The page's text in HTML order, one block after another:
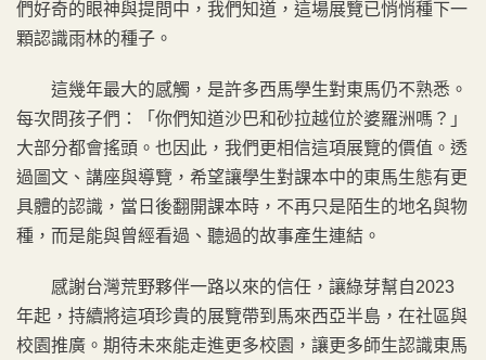
們好奇的眼神與提問中，我們知道，這場展覽已悄悄種下一
顆認識雨林的種子。
這幾年最大的感觸，是許多西馬學生對東馬仍不熟悉。
每次問孩子們：「你們知道沙巴和砂拉越位於婆羅洲嗎？」
大部分都會搖頭。也因此，我們更相信這項展覽的價值。透
過圖文、講座與導覽，希望讓學生對課本中的東馬生態有更
具體的認識，當日後翻開課本時，不再只是陌生的地名與物
種，而是能與曾經看過、聽過的故事產生連結。
感謝台灣荒野夥伴一路以來的信任，讓綠芽幫自2023
年起，持續將這項珍貴的展覽帶到馬來西亞半島，在社區與
校園推廣。期待未來能走進更多校園，讓更多師生認識東馬